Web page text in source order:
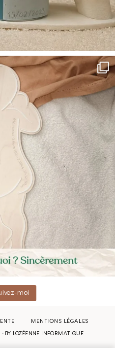
moi
MENTIONS LÉGALES
BY LOZÉENNE INFORMATIQUE